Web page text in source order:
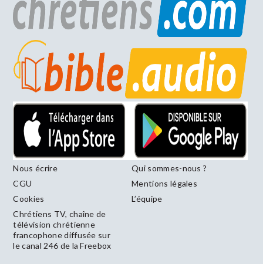
Nous écrire
Qui sommes-nous ?
CGU
Mentions légales
Cookies
L’équipe
Chrétiens TV, chaîne de
télévision chrétienne
francophone diffusée sur
le canal 246 de la Freebox